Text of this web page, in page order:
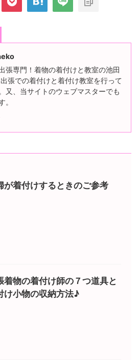
張専門！着物の着付けと教室の池田
張での着付けと着付け教室を行って
又、当サイトのウェブマスターでも
。
が着付けするときのご参考
着物の着付け師の７つ道具と
け小物の収納方法♪